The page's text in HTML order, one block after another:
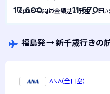
17,600円の金額差が発生してい
「2026年02月」の「11,570円
福島発→新千歳行きの
ANA(全日空)